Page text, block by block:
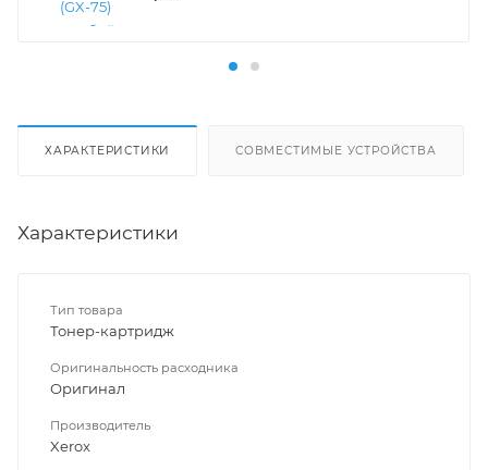
ХАРАКТЕРИСТИКИ СОВМЕСТИМЫЕ УСТРОЙСТВА
Характеристики
Тип товара
Тонер-картридж
Оригинальность расходника
Оригинал
Производитель
Xerox